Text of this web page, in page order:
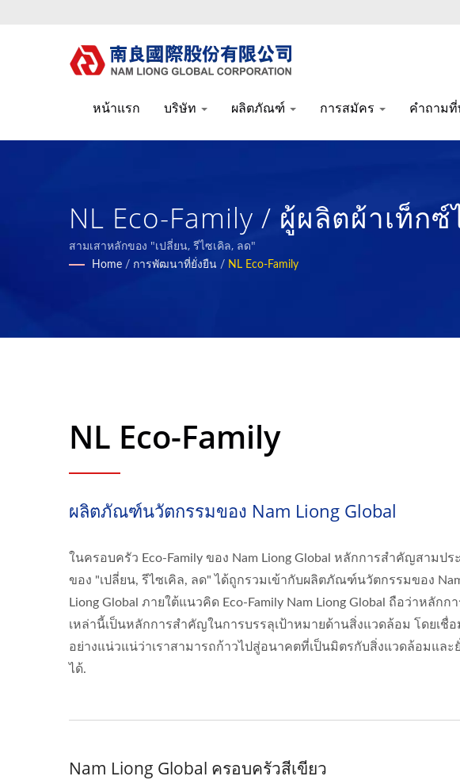
หน้าแรก บริษัท ผลิตภัณฑ์ การสมัคร คำถาม
NL Eco-Family / ผู้ผลิตผ้าเท็
ฟังก์ชันการใช้งาน และเป็นมิต
สามเสาหลักของ "เปลี่ยน, รีไซเคิล, ลด"
Home / การพัฒนาที่ยั่งยืน / NL Eco-Family
NL Eco-Family
ผลิตภัณฑ์นวัตกรรมของ Nam Liong Global
ในครอบครัว Eco-Family ของ Nam Liong Global หลักการสำคัญสามปร
ของ "เปลี่ยน, รีไซเคิล, ลด" ได้ถูกรวมเข้ากับผลิตภัณฑ์นวัตกรรมของ
Liong Global ภายใต้แนวคิด Eco-Family Nam Liong Global ถือว่าหลักกา
เหล่านี้เป็นหลักการสำคัญในการบรรลุเป้าหมายด้านสิ่งแวดล้อม โดยเชื่
อย่างแน่วแน่ว่าเราสามารถก้าวไปสู่อนาคตที่เป็นมิตรกับสิ่งแวดล้อมและ
ได้.
Nam Liong Global ครอบครัวสีเขียว